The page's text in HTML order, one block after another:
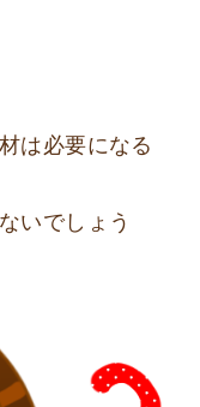
は必要になる
いでしょう